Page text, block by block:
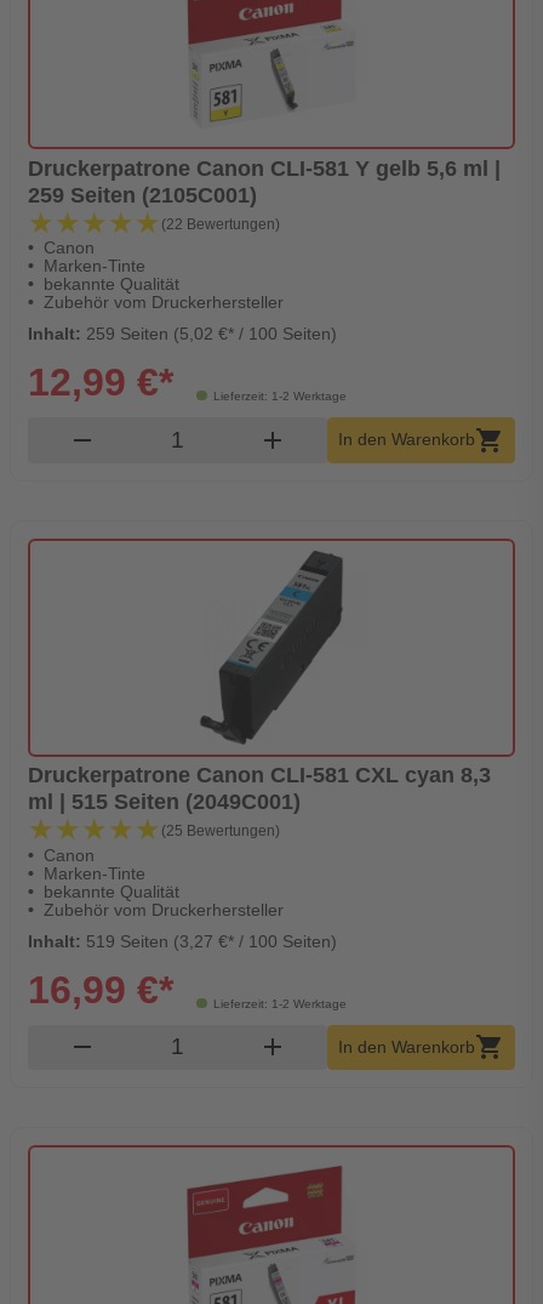
Druckerpatrone Canon CLI-581 Y gelb 5,6 ml |
259 Seiten (2105C001)
★★★★★
★★★★★ (22 Bewertungen)
Canon
Marken-Tinte
bekannte Qualität
Zubehör vom Druckerhersteller
Inhalt: 259 Seiten (5,02 €* / 100 Seiten)
Lieferzeit: 1-2 Werktage
12,99 €*
remove Produkt Warenkorb Menge
add In den Warenkorbshopping_cart
Druckerpatrone Canon CLI-581 CXL cyan 8,3
ml | 515 Seiten (2049C001)
★★★★★
★★★★★ (25 Bewertungen)
Canon
Marken-Tinte
bekannte Qualität
Zubehör vom Druckerhersteller
Inhalt: 519 Seiten (3,27 €* / 100 Seiten)
Lieferzeit: 1-2 Werktage
16,99 €*
remove Produkt Warenkorb Menge
add In den Warenkorbshopping_cart